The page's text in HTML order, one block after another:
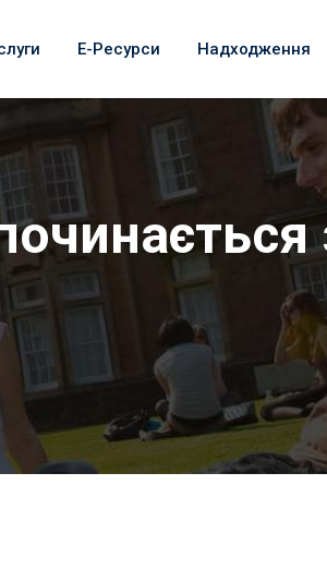
Е-Ресурси Надходження